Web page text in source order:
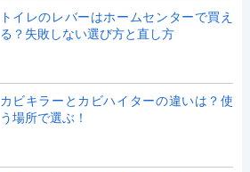
トイレのレバーはホームセンターで買え
る？失敗しない選び方と直し方
カビキラーとカビハイターの違いは？使
う場所で選ぶ！